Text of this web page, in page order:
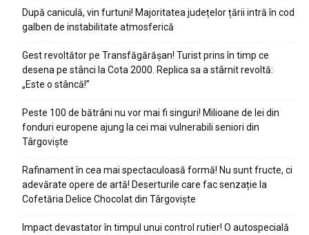
După caniculă, vin furtuni! Majoritatea județelor țării intră în cod
galben de instabilitate atmosferică
Gest revoltător pe Transfăgărășan! Turist prins în timp ce
desena pe stânci la Cota 2000. Replica sa a stârnit revoltă:
„Este o stâncă!”
Peste 100 de bătrâni nu vor mai fi singuri! Milioane de lei din
fonduri europene ajung la cei mai vulnerabili seniori din
Târgoviște
Rafinament în cea mai spectaculoasă formă! Nu sunt fructe, ci
adevărate opere de artă! Deserturile care fac senzație la
Cofetăria Delice Chocolat din Târgoviște
Impact devastator în timpul unui control rutier! O autospecială